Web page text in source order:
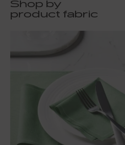
Shop by
product fabric